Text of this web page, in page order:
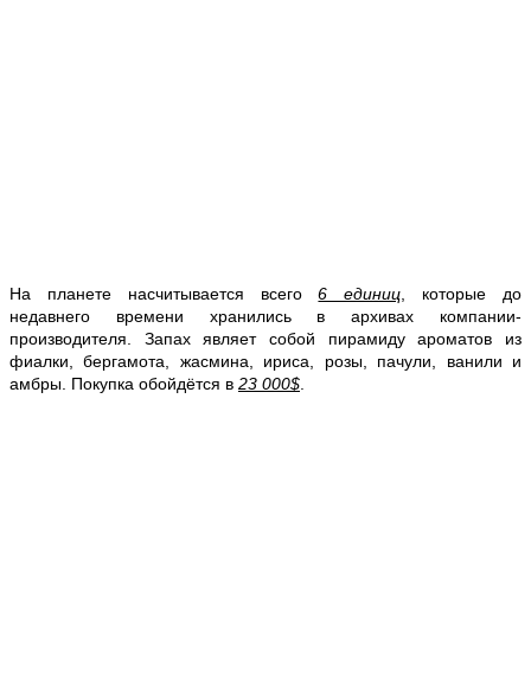
На планете насчитывается всего6 единиц, которые до
недавнего времени хранились в архивах компании-
производителя. Запах являет собой пирамиду ароматов из
фиалки, бергамота, жасмина, ириса, розы, пачули, ванили и
амбры. Покупка обойдётся в 23 000$.